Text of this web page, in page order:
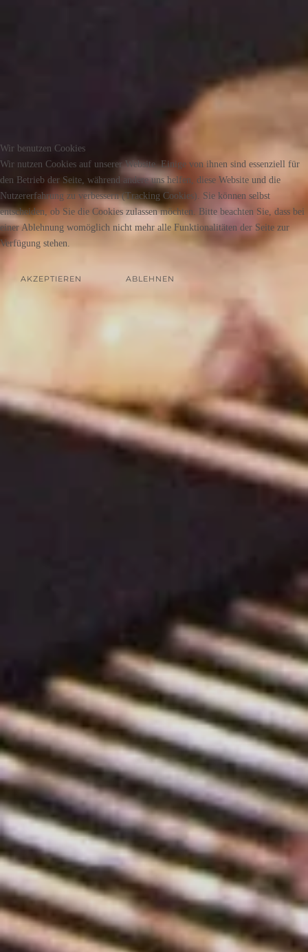
Wir benutzen Cookies
Wir nutzen Cookies auf unserer Website. Einige von ihnen sind essenziell für
den Betrieb der Seite, während andere uns helfen, diese Website und die
Nutzererfahrung zu verbessern (Tracking Cookies). Sie können selbst
entscheiden, ob Sie die Cookies zulassen möchten. Bitte beachten Sie, dass bei
einer Ablehnung womöglich nicht mehr alle Funktionalitäten der Seite zur
Verfügung stehen.
AKZEPTIEREN ABLEHNEN